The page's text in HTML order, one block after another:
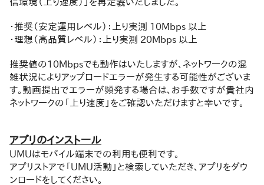
・推奨（安定運用レベル）：上り実測 10Mbps 以上
・理想（高品質レベル）：上り実測 20Mbps 以上
推奨値の10Mbpsでも動作はいたしますが、ネットワークの混
雑状況によりアップロードエラーが発生する可能性がございま
す。動画提出でエラーが頻発する場合は、お手数ですが貴社内
ネットワークの「上り速度」をご確認いただけますと幸いです。
アプリのインストール
UMUはモバイル端末での利用も便利です。
アプリストアで「UMU活動」と検索していただき、アプリをダウ
ンロードをしてください。